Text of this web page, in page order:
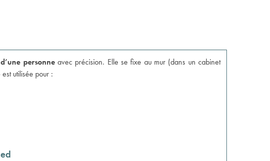
personneavec précision. Elle se fixe au mur (dans un cabinet
utilisée pour :